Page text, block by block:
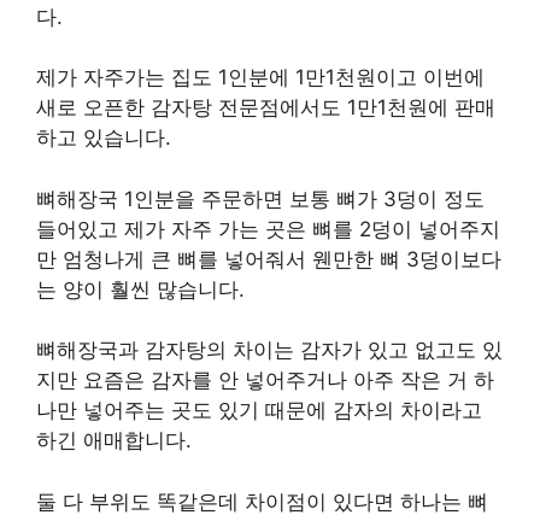
다.
제가 자주가는 집도 1인분에 1만1천원이고 이번에
새로 오픈한 감자탕 전문점에서도 1만1천원에 판매
하고 있습니다.
뼈해장국 1인분을 주문하면 보통 뼈가 3덩이 정도
들어있고 제가 자주 가는 곳은 뼈를 2덩이 넣어주지
만 엄청나게 큰 뼈를 넣어줘서 웬만한 뼈 3덩이보다
는 양이 훨씬 많습니다.
뼈해장국과 감자탕의 차이는 감자가 있고 없고도 있
지만 요즘은 감자를 안 넣어주거나 아주 작은 거 하
나만 넣어주는 곳도 있기 때문에 감자의 차이라고
하긴 애매합니다.
둘 다 부위도 똑같은데 차이점이 있다면 하나는 뼈